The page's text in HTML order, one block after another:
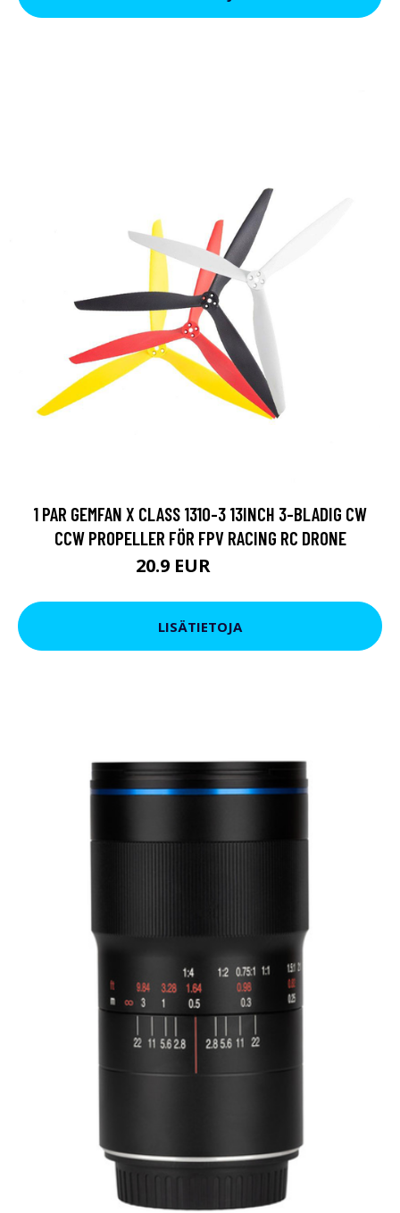
1 PAR GEMFAN X CLASS 1310-3 13INCH 3-BLADIG CW
CCW PROPELLER FÖR FPV RACING RC DRONE
20.9 EUR
LISÄTIETOJA